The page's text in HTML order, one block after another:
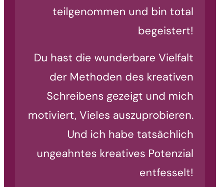
teilgenommen und bin total
begeistert!
Du hast die wunderbare Vielfalt
der Methoden des kreativen
Schreibens gezeigt und mich
motiviert, Vieles auszuprobieren.
Und ich habe tatsächlich
ungeahntes kreatives Potenzial
entfesselt!